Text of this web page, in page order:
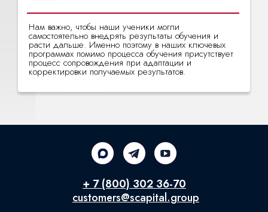
Нам важно, чтобы наши ученики могли
самостоятельно внедрять результаты обучения и
расти дальше. Именно поэтому в наших ключевых
программах помимо процесса обучения присутствует
процесс сопровождения при адаптации и
корректировки получаемых результатов.
customers@scapital.group
+ 7 (800) 302 36-70